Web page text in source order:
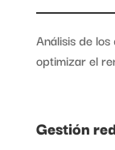
Análisis de
optimizar el
Gestión